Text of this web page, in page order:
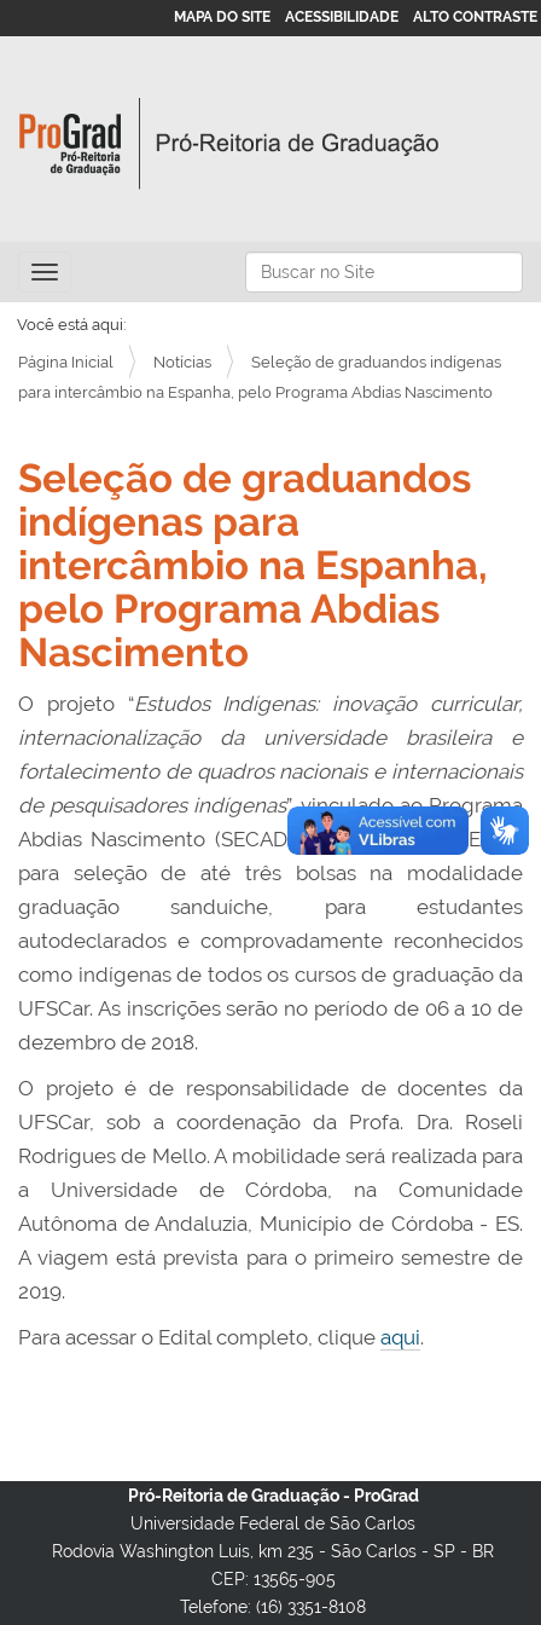
Busca
Busca Avançada…
MAPA DO SITE ACESSIBILIDADE ALTO CONTRASTE
Toggle navigation
Você está aqui:
Página Inicial Notícias
Seleção de graduandos indígenas
para intercâmbio na Espanha, pelo Programa Abdias Nascimento
Seleção de graduandos
indígenas para
intercâmbio na Espanha,
pelo Programa Abdias
Nascimento
O projeto “Estudos Indígenas: inovação curricular,
internacionalização da universidade brasileira e
fortalecimento de quadros nacionais e internacionais
de pesquisadores indígenas”, vinculado ao Programa
Abdias Nascimento (SECADI/CAPES), divulga
Edital
para seleção de até três bolsas na modalidade
graduação sanduíche, para estudantes
autodeclarados e comprovadamente reconhecidos
como indígenas de todos os cursos de graduação da
UFSCar. As inscrições serão no período de 06 a 10 de
dezembro de 2018.
O projeto é de responsabilidade de docentes da
UFSCar, sob a coordenação da Profa. Dra. Roseli
Rodrigues de Mello. A mobilidade será realizada para
a Universidade de Córdoba, na Comunidade
Autônoma de Andaluzia, Município de Córdoba - ES.
A viagem está prevista para o primeiro semestre de
2019.
Para acessar o Edital completo, clique aqui.
Pró-Reitoria de Graduação - ProGrad
Universidade Federal de São Carlos
Rodovia Washington Luis, km 235 - São Carlos - SP - BR
CEP: 13565-905
Telefone: (16) 3351-8108